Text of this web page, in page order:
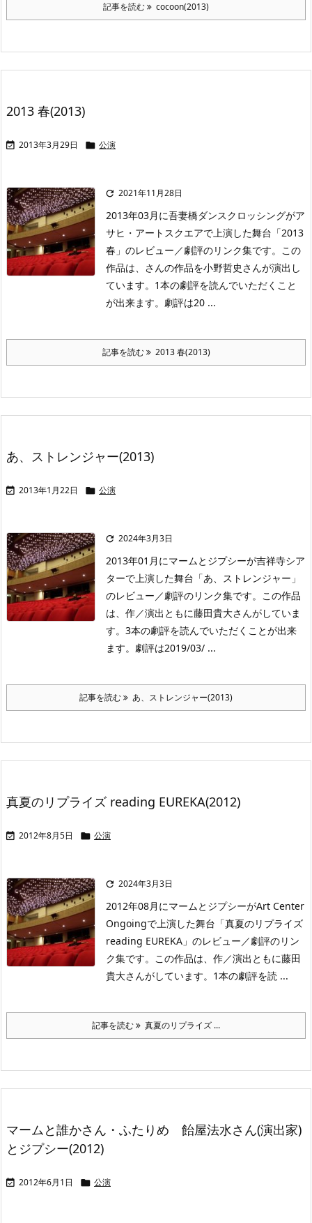
記事を読む cocoon(2013)
2013 春(2013)
 2013年3月29日  公演
 2021年11月28日
2013年03月に吾妻橋ダンスクロッシングがア
サヒ・アートスクエアで上演した舞台「2013
春」のレビュー／劇評のリンク集です。この
作品は、さんの作品を小野哲史さんが演出し
ています。1本の劇評を読んでいただくこと
が出来ます。劇評は20 ...
記事を読む 2013 春(2013)
あ、ストレンジャー(2013)
 2013年1月22日  公演
 2024年3月3日
2013年01月にマームとジプシーが吉祥寺シア
ターで上演した舞台「あ、ストレンジャー」
のレビュー／劇評のリンク集です。この作品
は、作／演出ともに藤田貴大さんがしていま
す。3本の劇評を読んでいただくことが出来
ます。劇評は2019/03/ ...
記事を読む あ、ストレンジャー(2013)
真夏のリプライズ reading EUREKA(2012)
 2012年8月5日  公演
 2024年3月3日
2012年08月にマームとジプシーがArt Center
Ongoingで上演した舞台「真夏のリプライズ
reading EUREKA」のレビュー／劇評のリン
ク集です。この作品は、作／演出ともに藤田
貴大さんがしています。1本の劇評を読 ...
記事を読む 真夏のリプライズ ...
マームと誰かさん・ふたりめ 飴屋法水さん(演出家)
とジプシー(2012)
 2012年6月1日  公演